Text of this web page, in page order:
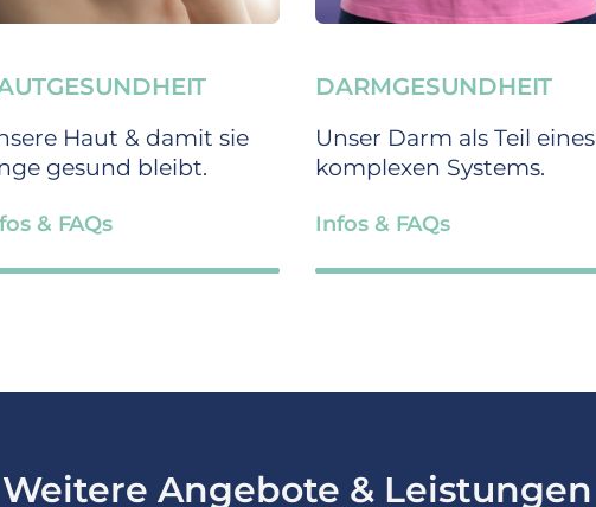
Haut & damit sie
gesund bleibt.
& FAQs
DARMGESUNDHEIT
Unser Darm als Teil eines
komplexen Systems.
Infos & FAQs
Weitere Angebote & Leistungen